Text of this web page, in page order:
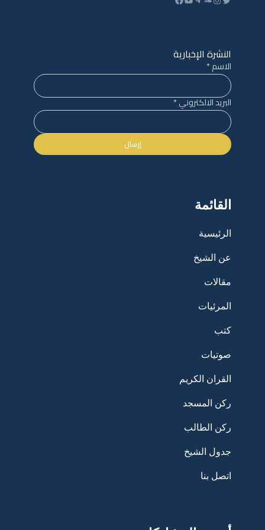
النشرة الإخبارية
الاسم*
البريد الالكتروني*
إرسال
القائمة
الرئيسية
عن الشيخ
مقالات
المرئيات
كتب
صوتيات
القران الكريم
ركن المسجد
ركن الطالب
جدول الشيخ
اتصل بنا